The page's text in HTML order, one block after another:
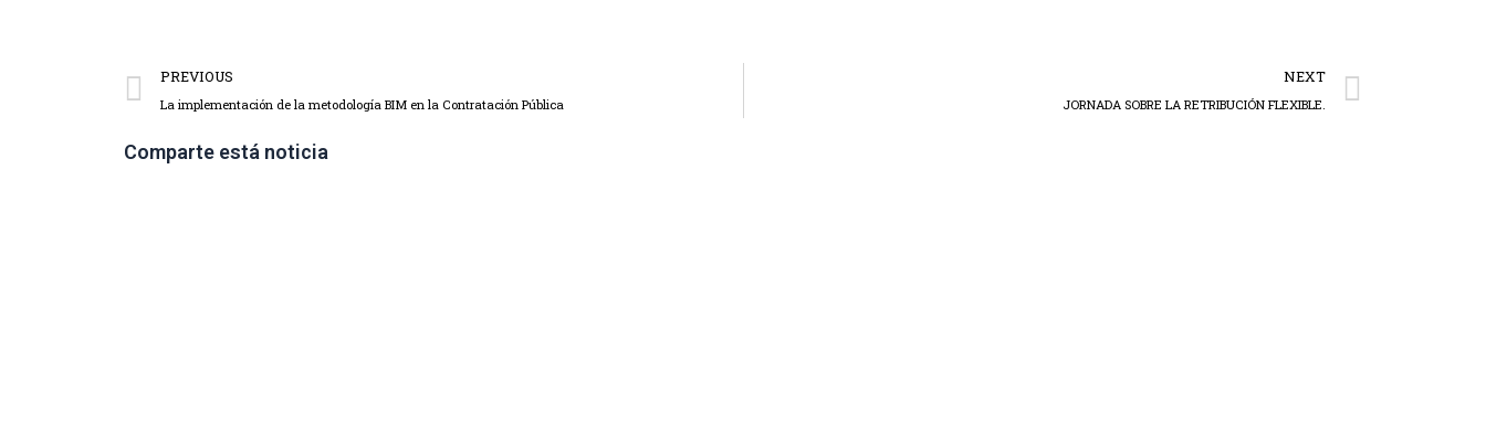
PREVIOUS
La implementación de la metodología BIM en la Contratación Pública
NEXT
JORNADA SOBRE LA RETRIBUCIÓN FLEXIBLE.
Comparte está noticia